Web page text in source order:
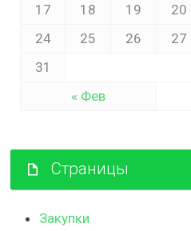
« Фев
17
18 19 20
24
25 26 27
31
Страницы
Закупки